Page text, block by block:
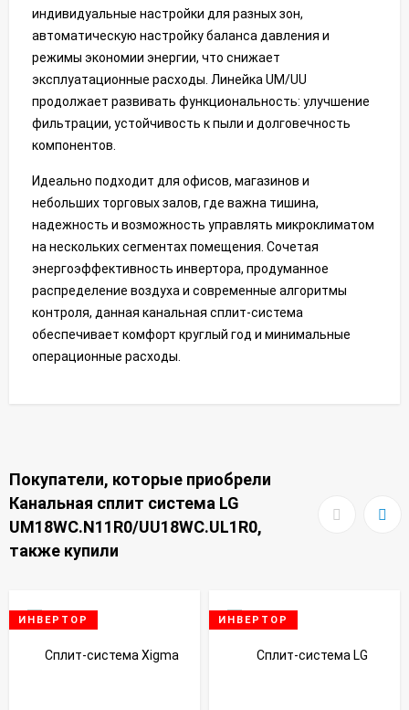
индивидуальные настройки для разных зон,
автоматическую настройку баланса давления и
режимы экономии энергии, что снижает
эксплуатационные расходы. Линейка UM/UU
продолжает развивать функциональность: улучшение
фильтрации, устойчивость к пыли и долговечность
компонентов.
Идеально подходит для офисов, магазинов и
небольших торговых залов, где важна тишина,
надежность и возможность управлять микроклиматом
на нескольких сегментах помещения. Сочетая
энергоэффективность инвертора, продуманное
распределение воздуха и современные алгоритмы
контроля, данная канальная сплит-система
обеспечивает комфорт круглый год и минимальные
операционные расходы.
Покупатели, которые приобрели
Канальная сплит система LG
UM18WC.N11R0/UU18WC.UL1R0,
также купили
ИНВЕРТОР ИНВЕРТОР